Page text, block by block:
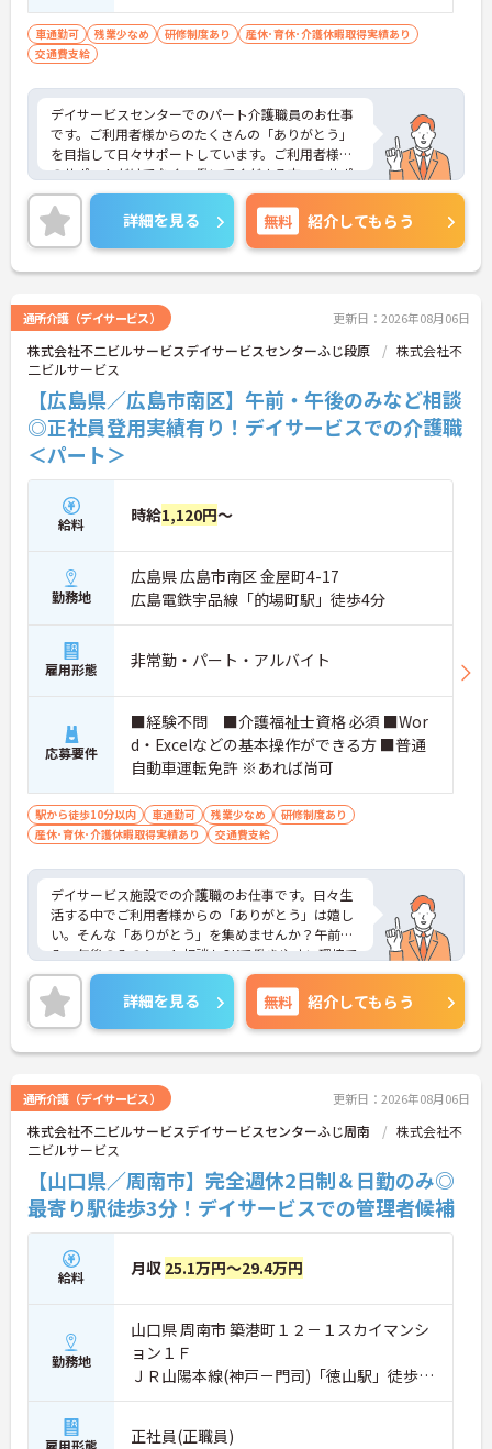
車通勤可 残業少なめ 研修制度あり
産休･育休･介護休暇取得実績あり
交通費支給
デイサービスセンターでのパート介護職員のお仕事
です。ご利用者様からのたくさんの「ありがとう」
を目指して日々サポートしています。ご利用者様へ
のサポートだけでなく、働いてくださる方へのサポ
ートもバッチリ♪午前のみ・午後のみなど就業時間
の相談も可能です！ご興味のある方には、面接対策
ポイントなどさらに詳細をお話いたしますので、お
気軽にご相談ください。
詳細を見る 無料 紹介してもらう
通所介護（デイサービス） 更新日：2026年08月06日
株式会社不二ビルサービスデイサービスセンターふじ段原
株式会社不
二ビルサービス
【広島県／広島市南区】午前・午後のみなど相談
◎正社員登用実績有り！デイサービスでの介護職
＜パート＞
給料 時給1,120円～
勤務地
広島県 広島市南区 金屋町4-17
広島電鉄宇品線「的場町駅」徒歩4分
雇用形態 非常勤・パート・アルバイト
応募要件
■経験不問 ■介護福祉士資格 必須 ■Wor
d・Excelなどの基本操作ができる方 ■普通
自動車運転免許 ※あれば尚可
駅から徒歩10分以内 車通勤可 残業少なめ
研修制度あり
産休･育休･介護休暇取得実績あり
交通費支給
デイサービス施設での介護職のお仕事です。日々生
活する中でご利用者様からの「ありがとう」は嬉し
い。そんな「ありがとう」を集めませんか？午前の
み・午後のみのシフト相談もOKで働きやすい環境で
す♪ご興味のある方には、面接対策ポイントなどさ
らに詳細をお話いたしますので、お気軽にご相談く
ださい。
詳細を見る 無料 紹介してもらう
通所介護（デイサービス） 更新日：2026年08月06日
株式会社不二ビルサービスデイサービスセンターふじ周南
株式会社不
二ビルサービス
【山口県／周南市】完全週休2日制＆日勤のみ◎
最寄り駅徒歩3分！デイサービスでの管理者候補
給料 月収 25.1万円～29.4万円
勤務地
山口県 周南市 築港町１２－１スカイマンシ
ョン１Ｆ
ＪＲ山陽本線(神戸－門司)「徳山駅」徒歩3
分
正社員(正職員)